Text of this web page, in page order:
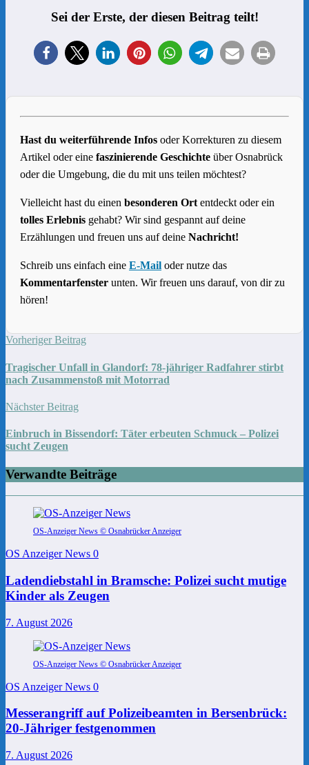
Sei der Erste, der diesen Beitrag teilt!
Hast du weiterführende Infos oder Korrekturen zu diesem
Artikel oder eine faszinierende Geschichte über Osnabrück
oder die Umgebung, die du mit uns teilen möchtest?
Vielleicht hast du einen besonderen Ort entdeckt oder ein
tolles Erlebnis gehabt? Wir sind gespannt auf deine
Erzählungen und freuen uns auf deine Nachricht!
Schreib uns einfach eine E-Mail oder nutze das
Kommentarfenster unten. Wir freuen uns darauf, von dir zu
hören!
Vorheriger Beitrag
Tragischer Unfall in Glandorf: 78-jähriger Radfahrer stirbt
nach Zusammenstoß mit Motorrad
Nächster Beitrag
Einbruch in Bissendorf: Täter erbeuten Schmuck – Polizei
sucht Zeugen
Verwandte Beiträge
OS-Anzeiger News © Osnabrücker Anzeiger
OS Anzeiger News 0
Ladendiebstahl in Bramsche: Polizei sucht mutige
Kinder als Zeugen
7. August 2026
OS-Anzeiger News © Osnabrücker Anzeiger
OS Anzeiger News 0
Messerangriff auf Polizeibeamten in Bersenbrück:
20-Jähriger festgenommen
7. August 2026